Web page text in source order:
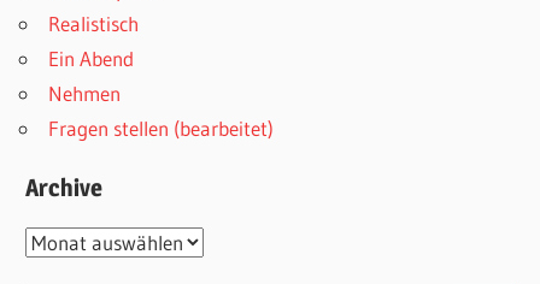
Realistisch
Ein Abend
Nehmen
Fragen stellen (bearbeitet)
Archive
Archive